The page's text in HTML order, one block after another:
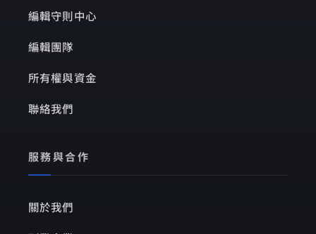
編輯守則中心
編輯團隊
所有權與資金
聯絡我們
服務與合作
關於我們